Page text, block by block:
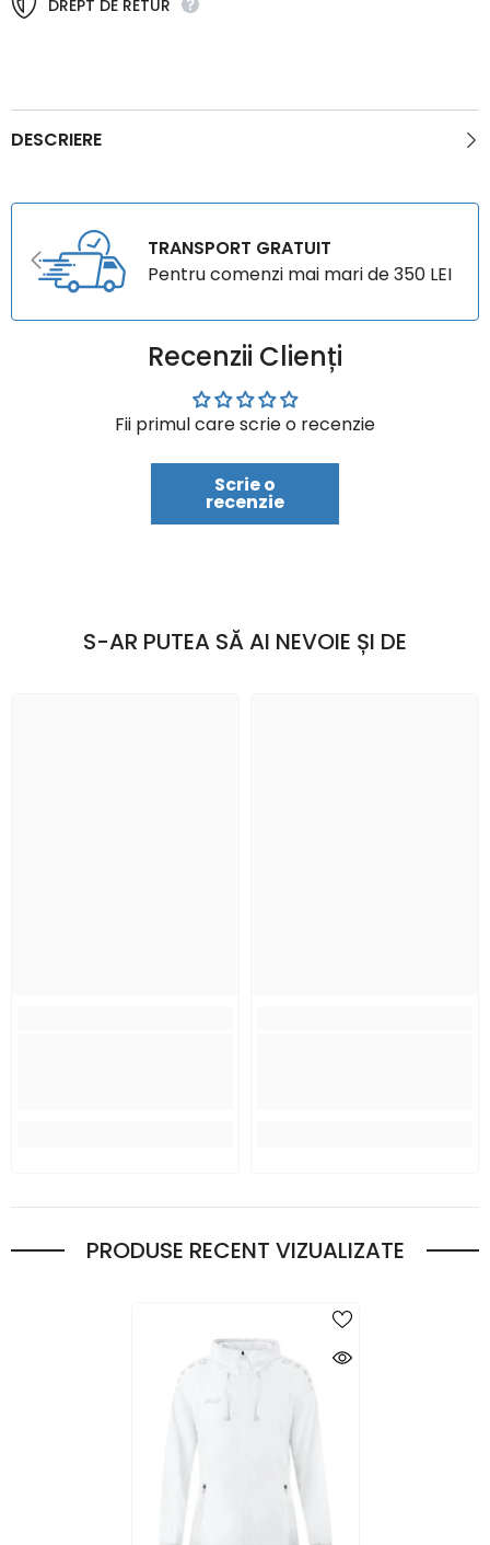
DREPT DE RETUR
DESCRIERE
TRANSPORT GRATUIT
Pentru comenzi mai mari de 350 LEI
Recenzii Clienți
Fii primul care scrie o recenzie
Scrie o
recenzie
S-AR PUTEA SĂ AI NEVOIE ȘI DE
PRODUSE RECENT VIZUALIZATE